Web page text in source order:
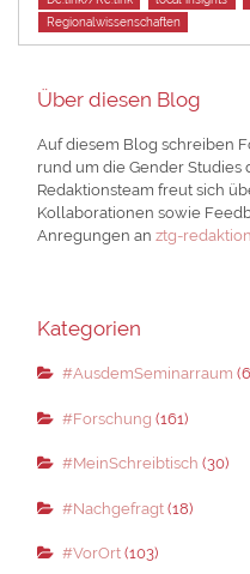
Regionalwissenschaften
Über diesen Blog
Auf diesem Blog schreiben
rund um die Gender Studies
Redaktionsteam freut sich
Kollaborationen sowie
Anregungen anztg-
Kategorien
#AusdemSeminarraum
#Forschung (161)
#MeinSchreibtisch (30)
#Nachgefragt(18)
#VorOrt(103)